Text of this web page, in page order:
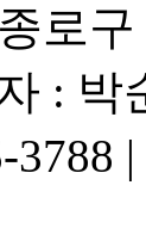
로
: 박